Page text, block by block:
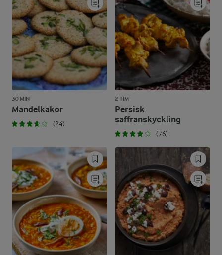
30 MIN
Mandelkakor
(24)
2 TIM
Persisk
saffranskyckling
(76)